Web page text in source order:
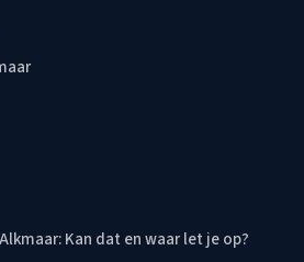
Kan dat en waar let je op?